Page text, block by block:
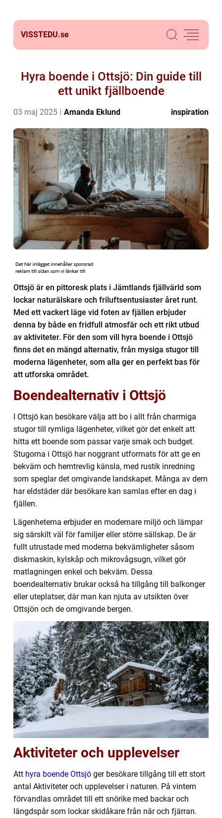
VISSTEDU.se
Hyra boende i Ottsjö: Din guide till
ett unikt fjällboende
03 maj 2025 Amanda Eklund inspiration
Ottsjö är en pittoresk plats i Jämtlands fjällvärld som
lockar naturälskare och friluftsentusiaster året runt.
Med ett vackert läge vid foten av fjällen erbjuder
denna by både en fridfull atmosfär och ett rikt utbud
av aktiviteter. För den som vill hyra boende i Ottsjö
finns det en mängd alternativ, från mysiga stugor till
moderna lägenheter, som alla ger en perfekt bas för
att utforska området.
Boendealternativ i Ottsjö
I Ottsjö kan besökare välja att bo i allt från charmiga
stugor till rymliga lägenheter, vilket gör det enkelt att
hitta ett boende som passar varje smak och budget.
Stugorna i Ottsjö har noggrant utformats för att ge en
bekväm och hemtrevlig känsla, med rustik inredning
som speglar det omgivande landskapet. Många av dem
har eldstäder där besökare kan samlas efter en dag i
fjällen.
Lägenheterna erbjuder en modernare miljö och lämpar
sig särskilt väl för familjer eller större sällskap. De är
fullt utrustade med moderna bekvämligheter såsom
diskmaskin, kylskåp och mikrovågsugn, vilket gör
matlagningen enkel och bekväm. Dessa
boendealternativ brukar också ha tillgång till balkonger
eller uteplatser, där man kan njuta av utsikten över
Ottsjön och de omgivande bergen.
Aktiviteter och upplevelser
Att hyra boende Ottsjö ger besökare tillgång till ett stort
antal Aktiviteter och upplevelser i naturen. På vintern
förvandlas området till ett snörike med backar och
längdspår som lockar skidåkare från när och fjärran.